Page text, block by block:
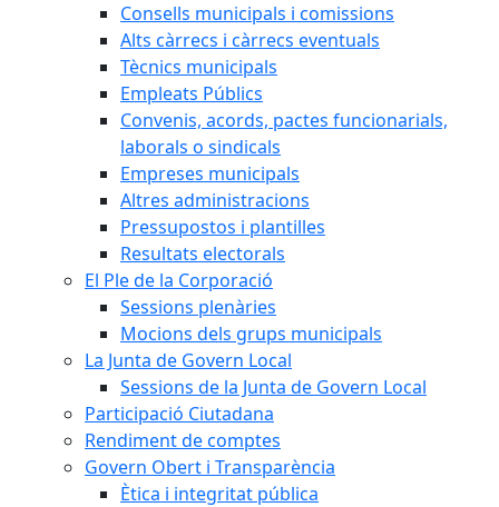
Consells municipals i comissions
Alts càrrecs i càrrecs eventuals
Tècnics municipals
Empleats Públics
Convenis, acords, pactes funcionarials,
laborals o sindicals
Empreses municipals
Altres administracions
Pressupostos i plantilles
Resultats electorals
El Ple de la Corporació
Sessions plenàries
Mocions dels grups municipals
La Junta de Govern Local
Sessions de la Junta de Govern Local
Participació Ciutadana
Rendiment de comptes
Govern Obert i Transparència
Ètica i integritat pública